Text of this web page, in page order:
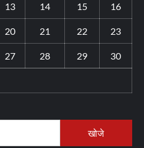
13 14 15 16
20 21 22 23
27 28 29 30